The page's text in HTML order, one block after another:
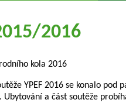
2016
kola 2016
YPEF 2016 se konalo
Ubytování a část soutěže